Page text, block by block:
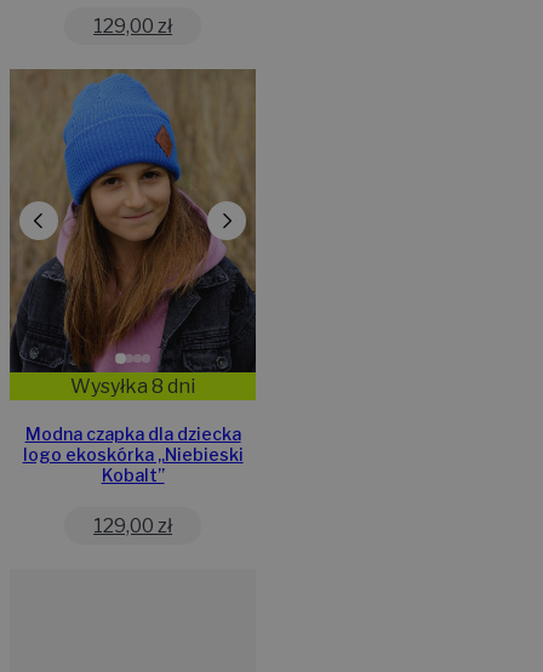
129,00 zł
Wysyłka 8 dni
Modna czapka dla dziecka
logo ekoskórka „Niebieski
Kobalt”
129,00 zł